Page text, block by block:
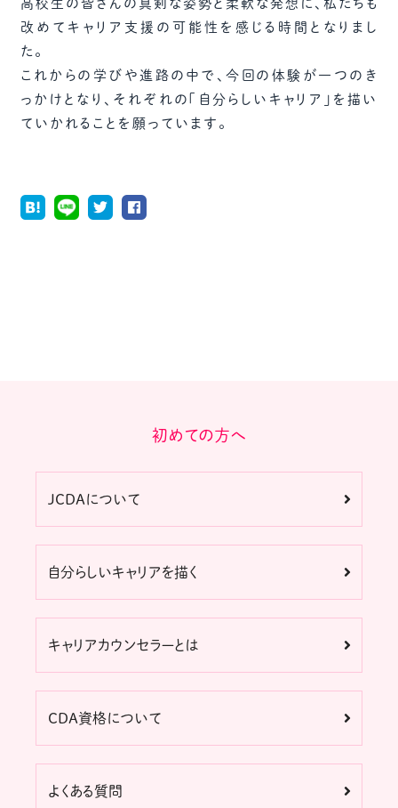
高校生の皆さんの真剣な姿勢と柔軟な発想に、私たちも
改めてキャリア支援の可能性を感じる時間となりまし
た。
これからの学びや進路の中で、今回の体験が一つのき
っかけとなり、それぞれの「自分らしいキャリア」を描い
ていかれることを願っています。
初めての方へ
JCDAについて
自分らしいキャリアを描く
キャリアカウンセラーとは
CDA資格について
よくある質問